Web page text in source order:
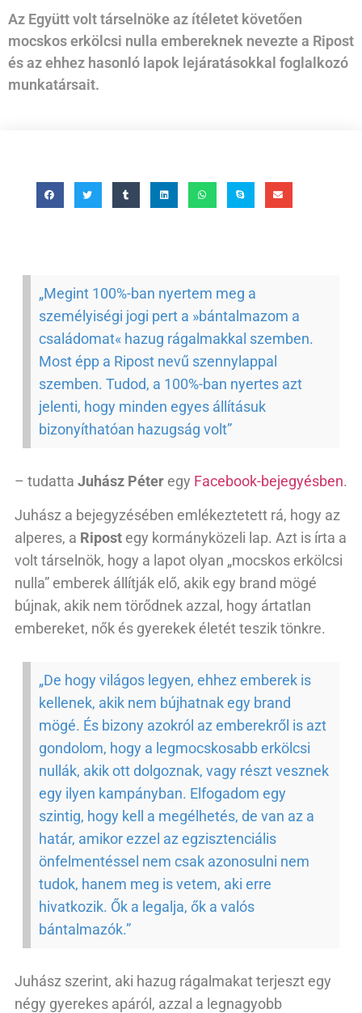
Az Együtt volt társelnöke az ítéletet követően
mocskos erkölcsi nulla embereknek nevezte a Ripost
és az ehhez hasonló lapok lejáratásokkal foglalkozó
munkatársait.
„Megint 100%-ban nyertem meg a
személyiségi jogi pert a »bántalmazom a
családomat« hazug rágalmakkal szemben.
Most épp a Ripost nevű szennylappal
szemben. Tudod, a 100%-ban nyertes azt
jelenti, hogy minden egyes állításuk
bizonyíthatóan hazugság volt”
– tudatta Juhász Péter egy Facebook-bejegyésben.
Juhász a bejegyzésében emlékeztetett rá, hogy az
alperes, a Ripost egy kormányközeli lap. Azt is írta a
volt társelnök, hogy a lapot olyan „mocskos erkölcsi
nulla” emberek állítják elő, akik egy brand mögé
bújnak, akik nem törődnek azzal, hogy ártatlan
embereket, nők és gyerekek életét teszik tönkre.
„De hogy világos legyen, ehhez emberek is
kellenek, akik nem bújhatnak egy brand
mögé. És bizony azokról az emberekről is azt
gondolom, hogy a legmocskosabb erkölcsi
nullák, akik ott dolgoznak, vagy részt vesznek
egy ilyen kampányban. Elfogadom egy
szintig, hogy kell a megélhetés, de van az a
határ, amikor ezzel az egzisztenciális
önfelmentéssel nem csak azonosulni nem
tudok, hanem meg is vetem, aki erre
hivatkozik. Ők a legalja, ők a valós
bántalmazók.”
Juhász szerint, aki hazug rágalmakat terjeszt egy
négy gyerekes apáról, azzal a legnagyobb